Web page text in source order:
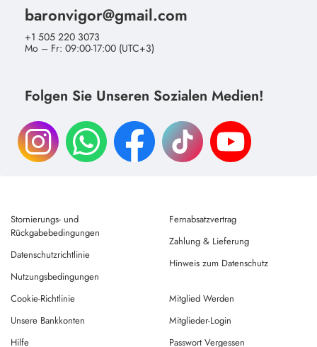
baronvigor@gmail.com
+1 505 220 3073
Mo – Fr: 09:00-17:00 (UTC+3)
Folgen Sie Unseren Sozialen Medien!
Stornierungs- und
Rückgabebedingungen
Datenschutzrichtlinie
Nutzungsbedingungen
Fernabsatzvertrag
Zahlung & Lieferung
Hinweis zum Datenschutz
Cookie-Richtlinie
Unsere Bankkonten
Hilfe
Mitglied Werden
Mitglieder-Login
Passwort Vergessen